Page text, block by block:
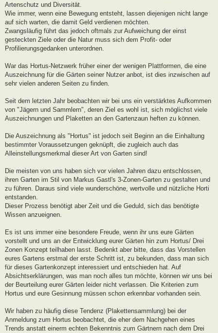
Artenschutz und Diversität.
Wie immer, wenn eine Bewegung entsteht, lassen diejenigen nicht lange
auf sich warten, die damit Geld verdienen möchten.
Zwangsläufig führt das jedoch oftmals zur Aufweichung der einst
gesteckten Ziele oder die Natur muss sich dem Profit- oder
Profilierungsgedanken unterordnen.
War das Hortus-Netzwerk früher einer der wenigen Plattformen, die eine
Auszeichnung für die Gärten seiner Nutzer anbot, ist dies inzwischen auf
sehr vielen anderen Seiten zu finden.
Seit dem letzten Jahr beobachten wir bei uns ein verstärktes Aufkommen
von "Jägern und Sammlern", deren Ziel es wohl ist, sich möglichst viele
Auszeichnungen und Plaketten an den Gartenzaun heften zu können.
Die Auszeichnung als "Hortus" ist jedoch seit Beginn an die Einhaltung
bestimmter Voraussetzungen geknüpft, die zugleich auch das
Alleinstellungsmerkmal dieser Art von Garten sind!
Die meisten von uns haben sich vor vielen Jahren dazu entschlossen,
ihren Garten im Stil von Markus Gastl's 3-Zonen-Garten zu gestalten und
zu führen. Daraus sind viele wunderschöne, wertvolle und nützliche Horti
entstanden.
Dieser Prozess benötigt aber Zeit und die Geduld, sich das benötigte
Wissen anzueignen.
Es ist uns immer eine besondere Freude, wenn ihr uns eure Gärten
vorstellt und uns an der Entwicklung eurer Gärten hin zum Hortus/ Drei
Zonen Konzept teilhaben lasst. Bedenkt aber bitte, dass das Vorstellen
eures Gartens erstmal der erste Schritt ist, zu bekunden, dass man sich
für dieses Gartenkonzept interessiert und entschieden hat. Auf
Absichtserklärungen, was man noch alles tun möchte, können wir uns bei
der Beurteilung eurer Gärten leider nicht verlassen. Die Kriterien zum
Hortus und eure Gesinnung müssen schon erkennbar vorhanden sein.
Wir haben zu häufig diese Tendenz (Plakettensammlung) bei der
Anmeldung zum Hortus beobachtet, die eher dem Nachgehen eines
Trends anstatt einerm echten Bekenntnis zum Gärtnern nach dem Drei